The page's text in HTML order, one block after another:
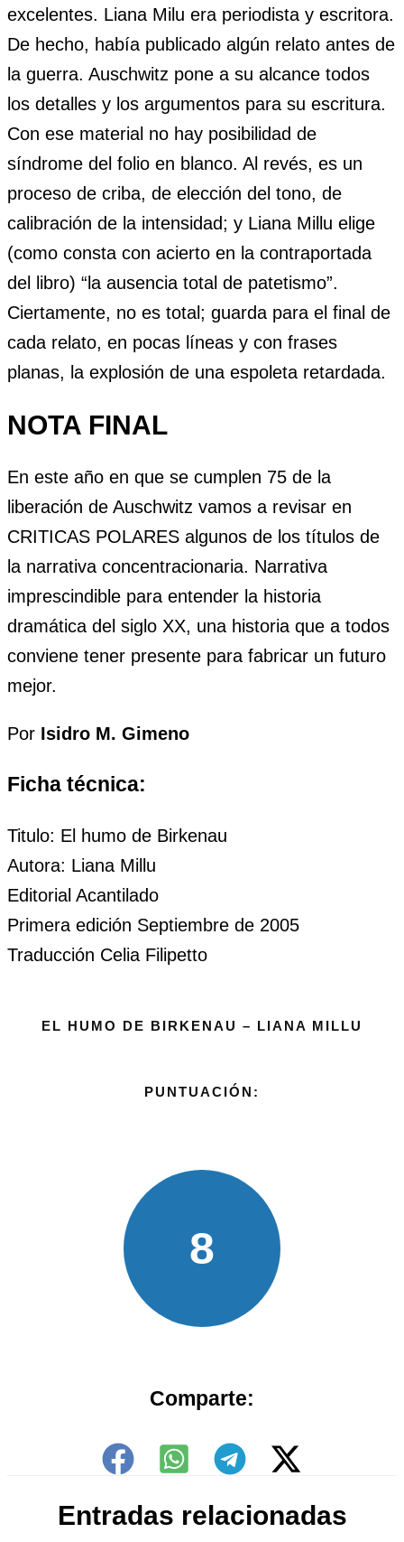
excelentes. Liana Milu era periodista y escritora.
De hecho, había publicado algún relato antes de
la guerra. Auschwitz pone a su alcance todos
los detalles y los argumentos para su escritura.
Con ese material no hay posibilidad de
síndrome del folio en blanco. Al revés, es un
proceso de criba, de elección del tono, de
calibración de la intensidad; y Liana Millu elige
(como consta con acierto en la contraportada
del libro) “la ausencia total de patetismo”.
Ciertamente, no es total; guarda para el final de
cada relato, en pocas líneas y con frases
planas, la explosión de una espoleta retardada.
NOTA FINAL
En este año en que se cumplen 75 de la
liberación de Auschwitz vamos a revisar en
CRITICAS POLARES algunos de los títulos de
la narrativa concentracionaria. Narrativa
imprescindible para entender la historia
dramática del siglo XX, una historia que a todos
conviene tener presente para fabricar un futuro
mejor.
Por Isidro M. Gimeno
Ficha técnica:
Titulo: El humo de Birkenau
Autora: Liana Millu
Editorial Acantilado
Primera edición Septiembre de 2005
Traducción Celia Filipetto
EL HUMO DE BIRKENAU – LIANA MILLU
PUNTUACIÓN:
8
Comparte:
Entradas relacionadas